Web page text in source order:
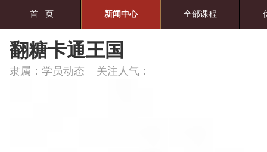
全部课程
新闻中心
首 页
翻糖卡通王国
隶属：学员动态 关注人气：